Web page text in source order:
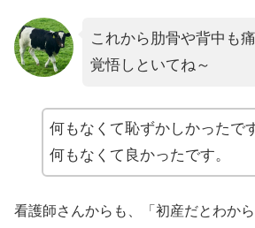
これから肋骨や背中も
覚悟しといてね～
何もなくて恥ずかしかったで
何もなくて良かったです。
看護師さんからも、「初産だとわか